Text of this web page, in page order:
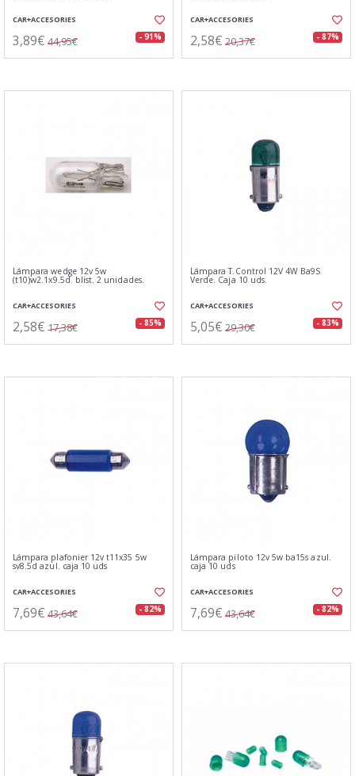
CAR+ACCESORIES
3,89€ 44,95€ - 91%
CAR+ACCESORIES
2,58€ 20,37€ - 87%
Lámpara wedge 12v 5w
(t10)w2.1x9.5d. blist. 2 unidades.
CAR+ACCESORIES
2,58€ 17,38€ - 85%
Lámpara T.Control 12V 4W Ba9S
Verde. Caja 10 uds.
CAR+ACCESORIES
5,05€ 29,30€ - 83%
Lámpara plafonier 12v t11x35 5w
sv8.5d azul. caja 10 uds
CAR+ACCESORIES
7,69€ 43,64€ - 82%
Lámpara piloto 12v 5w ba15s azul.
caja 10 uds
CAR+ACCESORIES
7,69€ 43,64€ - 82%